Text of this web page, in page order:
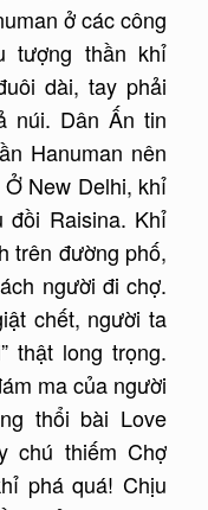
ở các công
tượng thần khỉ
dài, tay phải
núi. Dân Ấn tin
Hanuman nên
New Delhi, khỉ
đồi Raisina. Khỉ
trên đường phố,
người đi chợ.
chết, người ta
thật long trọng.
ma của người
thổi bài Love
chú thiếm Chợ
phá quá! Chịu